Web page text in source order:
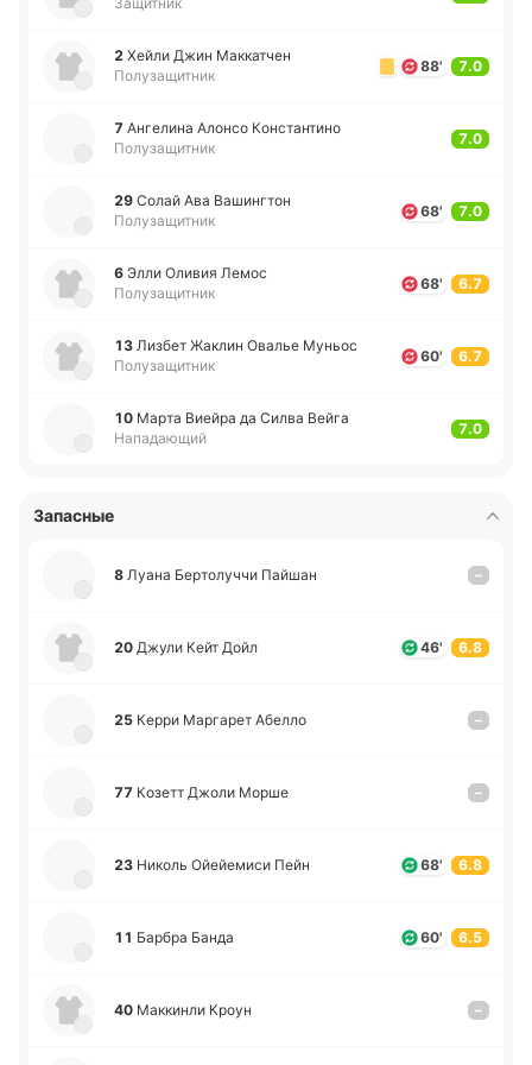
2 Хейли Джин Ма­кка­тчен
Полузащитник
88' 7.0
7 Анге­ли­на Алонсо Ко­нста­нти­но
Полузащитник
7.0
29 Солай Ава Ва­ши­нгтон
Полузащитник
68' 7.0
6 Элли Оливия Лемос
Полузащитник
68' 6.7
13 Лизбет Жаклин Овалье Муньос
Полузащитник
60' 6.7
10 Марта Виейра да Силва Вейга
Нападающий
7.0
Запасные
8 Луана Бе­рто­лу­ччи Пайшан –
20 Джули Кейт Дойл 46' 6.8
25 Керри Ма­рга­рет Абелло –
77 Козетт Джоли Морше –
23 Николь Ойейе­ми­си Пейн 68' 6.8
11 Барбра Банда 60' 6.5
40 Ма­кки­нли Кроун –